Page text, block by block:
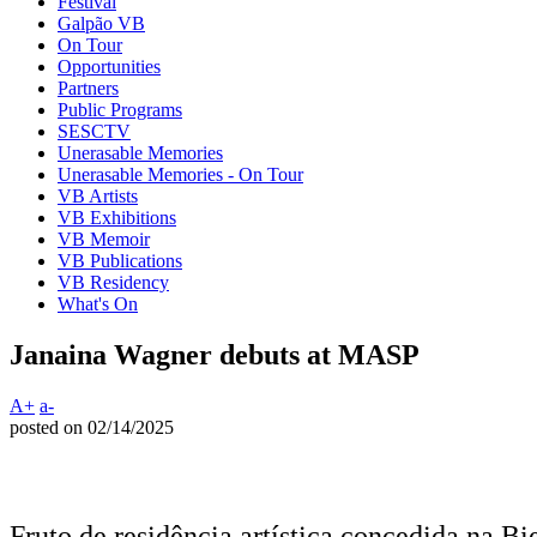
Galpão VB
On Tour
Opportunities
Partners
Public Programs
SESCTV
Unerasable Memories
Unerasable Memories - On Tour
VB Artists
VB Exhibitions
VB Memoir
VB Publications
VB Residency
What's On
Janaina Wagner debuts at MASP
A+ a-
posted on 02/14/2025